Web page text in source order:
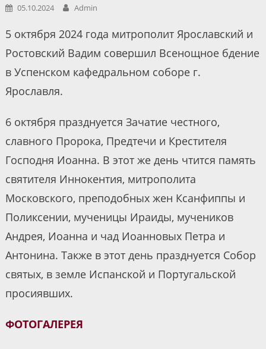
05.10.2024 Admin
5 октября 2024 года митрополит Ярославский и
Ростовский Вадим совершил Всенощное бдение
в Успенском кафедральном соборе г.
Ярославля.
6 октября празднуется Зачатие честного,
славного Пророка, Предтечи и Крестителя
Господня Иоанна. В этот же день чтится память
святителя Иннокентия, митрополита
Московского, преподобных жен Ксанфиппы и
Поликсении, мученицы Ираиды, мучеников
Андрея, Иоанна и чад Иоанновых Петра и
Антонина. Также в этот день празднуется Собор
святых, в земле Испанской и Португальской
просиявших.
ФОТОГАЛЕРЕЯ